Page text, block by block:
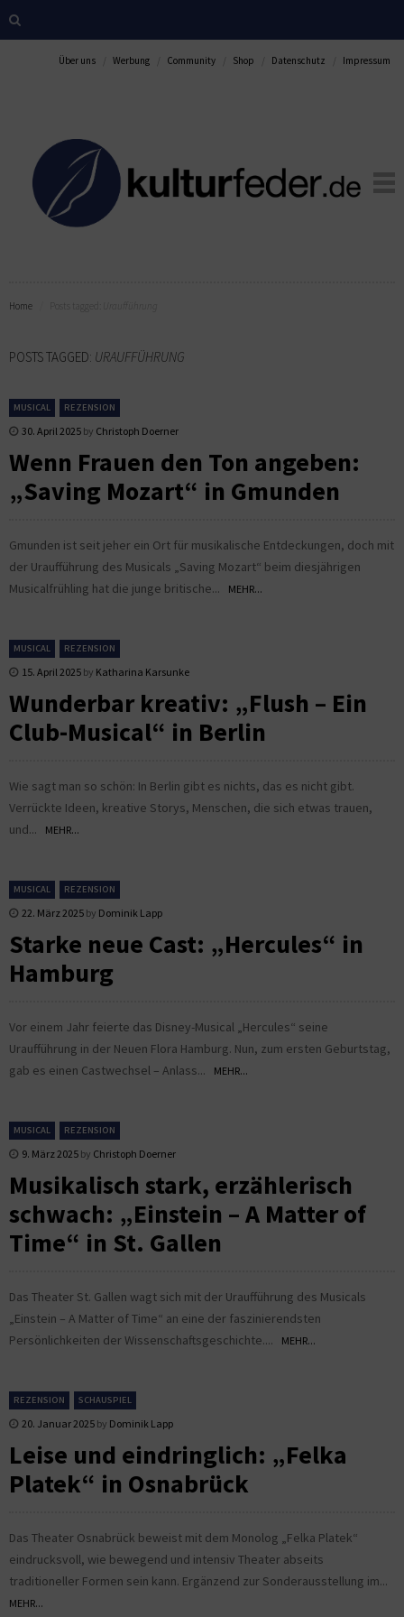
Über uns Werbung Community Shop Datenschutz Impressum
Home
POSTS TAGGED: URAUFFÜHRUNG
MUSICAL REZENSION
30. April 2025 by Christoph Doerner
Wenn Frauen den Ton angeben:
„Saving Mozart“ in Gmunden
Gmunden ist seit jeher ein Ort für musikalische Entdeckungen, doch mit
der Uraufführung des Musicals „Saving Mozart“ beim diesjährigen
Musicalfrühling hat die junge britische...
MEHR...
MUSICAL REZENSION
15. April 2025 by Katharina Karsunke
Wunderbar kreativ: „Flush – Ein
Club-Musical“ in Berlin
Wie sagt man so schön: In Berlin gibt es nichts, das es nicht gibt.
Verrückte Ideen, kreative Storys, Menschen, die sich etwas trauen,
und...
MEHR...
MUSICAL REZENSION
22. März 2025 by Dominik Lapp
Starke neue Cast: „Hercules“ in
Hamburg
Vor einem Jahr feierte das Disney-Musical „Hercules“ seine
Uraufführung in der Neuen Flora Hamburg. Nun, zum ersten Geburtstag,
gab es einen Castwechsel – Anlass...
MEHR...
MUSICAL REZENSION
9. März 2025 by Christoph Doerner
Musikalisch stark, erzählerisch
schwach: „Einstein – A Matter of
Time“ in St. Gallen
Das Theater St. Gallen wagt sich mit der Uraufführung des Musicals
„Einstein – A Matter of Time“ an eine der faszinierendsten
Persönlichkeiten der Wissenschaftsgeschichte....
MEHR...
REZENSION SCHAUSPIEL
20. Januar 2025 by Dominik Lapp
Leise und eindringlich: „Felka
Platek“ in Osnabrück
Das Theater Osnabrück beweist mit dem Monolog „Felka Platek“
eindrucksvoll, wie bewegend und intensiv Theater abseits
traditioneller Formen sein kann. Ergänzend zur Sonderausstellung im...
MEHR...